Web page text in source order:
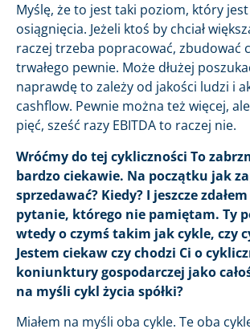
Myślę, że to jest taki poziom, który jest
osiągnięcia. Jeżeli ktoś by chciał
raczej trzeba popracować, zbudować
trwałego pewnie. Może dłużej
naprawdę to zależy od jakości ludzi i
cashflow. Pewnie można też więcej,
pięć, sześć razy EBITDA to raczej nie.
Wróćmy do tej cykliczności To
bardzo ciekawie. Na początku jak
sprzedawać? Kiedy? I jeszcze
pytanie, którego nie pamiętam. Ty
wtedy o czymś takim jak cykle, czy
Jestem ciekaw czy chodzi Ci o
koniunktury gospodarczej jako
na myśli cykl życia spółki?
Miałem na myśli oba cykle. Te oba